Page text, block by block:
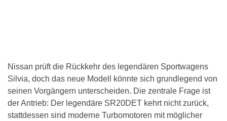
Nissan prüft die Rückkehr des legendären Sportwagens
Silvia, doch das neue Modell könnte sich grundlegend von
seinen Vorgängern unterscheiden. Die zentrale Frage ist
der Antrieb: Der legendäre SR20DET kehrt nicht zurück,
stattdessen sind moderne Turbomotoren mit möglicher